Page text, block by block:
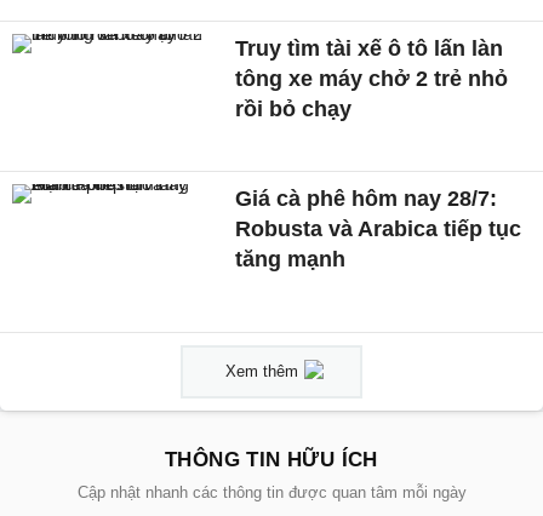
Truy tìm tài xế ô tô lấn làn
tông xe máy chở 2 trẻ nhỏ
rồi bỏ chạy
Giá cà phê hôm nay 28/7:
Robusta và Arabica tiếp tục
tăng mạnh
Xem thêm
THÔNG TIN HỮU ÍCH
Cập nhật nhanh các thông tin được quan tâm mỗi ngày